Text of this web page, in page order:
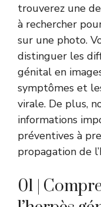
trouverez une
à rechercher
sur une photo.
distinguer les
génital en
symptômes et
virale. De plus,
informations
préventives à
propagation de
01 |